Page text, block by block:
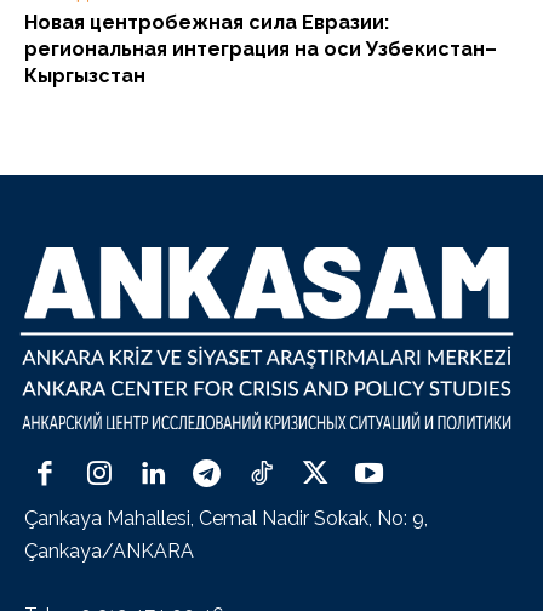
Новая центробежная сила Евразии:
региональная интеграция на оси Узбекистан–
Кыргызстан
Çankaya Mahallesi, Cemal Nadir Sokak, No: 9,
Çankaya/ANKARA